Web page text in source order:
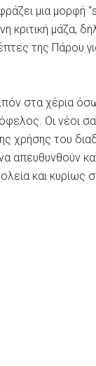
μια μορφή
κριτική μάζα,
της Πάρου
στα χέρια
Οι νέοι
χρήσης του
απευθυνθούν
και κυρίως